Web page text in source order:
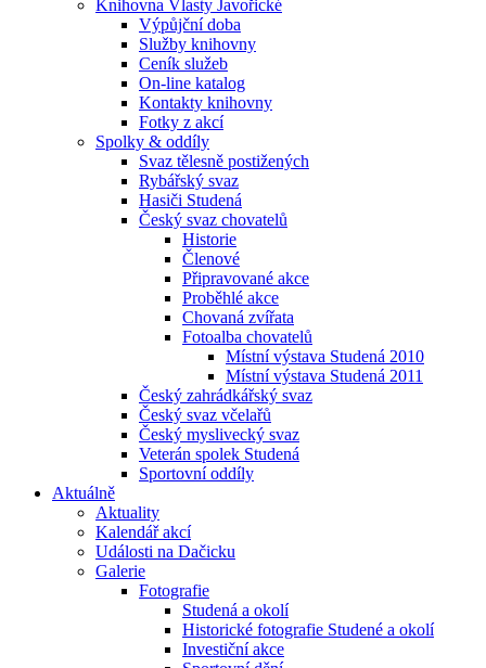
Knihovna Vlasty Javořické
Výpůjční doba
Služby knihovny
Ceník služeb
On-line katalog
Kontakty knihovny
Fotky z akcí
Spolky & oddíly
Svaz tělesně postižených
Rybářský svaz
Hasiči Studená
Český svaz chovatelů
Historie
Členové
Připravované akce
Proběhlé akce
Chovaná zvířata
Fotoalba chovatelů
Místní výstava Studená 2010
Místní výstava Studená 2011
Český zahrádkářský svaz
Český svaz včelařů
Český myslivecký svaz
Veterán spolek Studená
Sportovní oddíly
Aktuálně
Aktuality
Kalendář akcí
Události na Dačicku
Galerie
Fotografie
Studená a okolí
Historické fotografie Studené a okolí
Investiční akce